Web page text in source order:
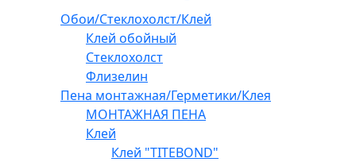
Обои/Стеклохолст/Клей
Клей обойный
Стеклохолст
Флизелин
Пена монтажная/Герметики/Клея
МОНТАЖНАЯ ПЕНА
Клей
Клей "TITEBOND"